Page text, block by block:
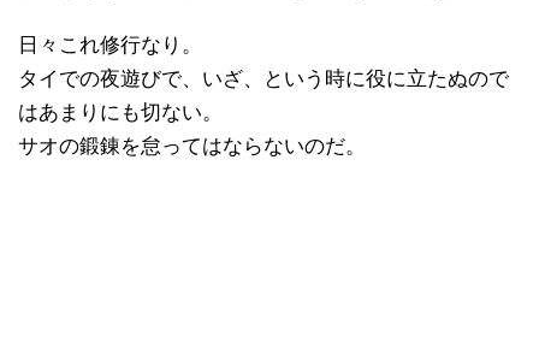
日々これ修行なり。
タイでの夜遊びで、いざ、という時に役に立たぬので
はあまりにも切ない。
サオの鍛錬を怠ってはならないのだ。